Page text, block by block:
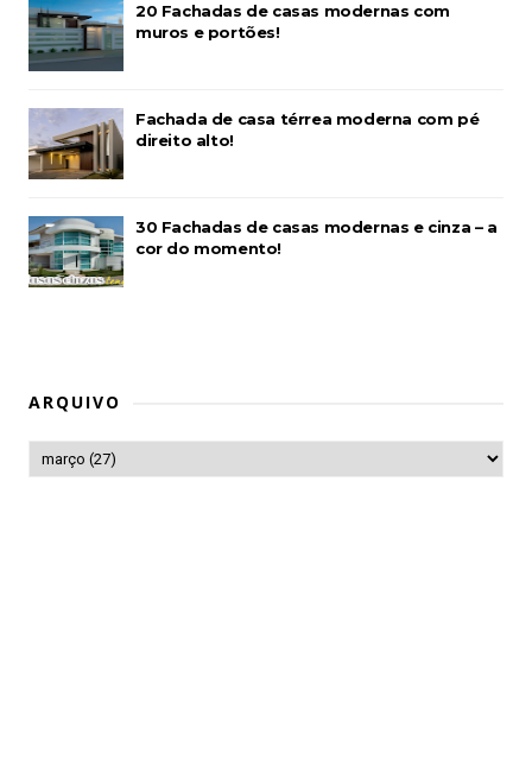
20 Fachadas de casas modernas com
muros e portões!
Fachada de casa térrea moderna com pé
direito alto!
30 Fachadas de casas modernas e cinza – a
cor do momento!
ARQUIVO